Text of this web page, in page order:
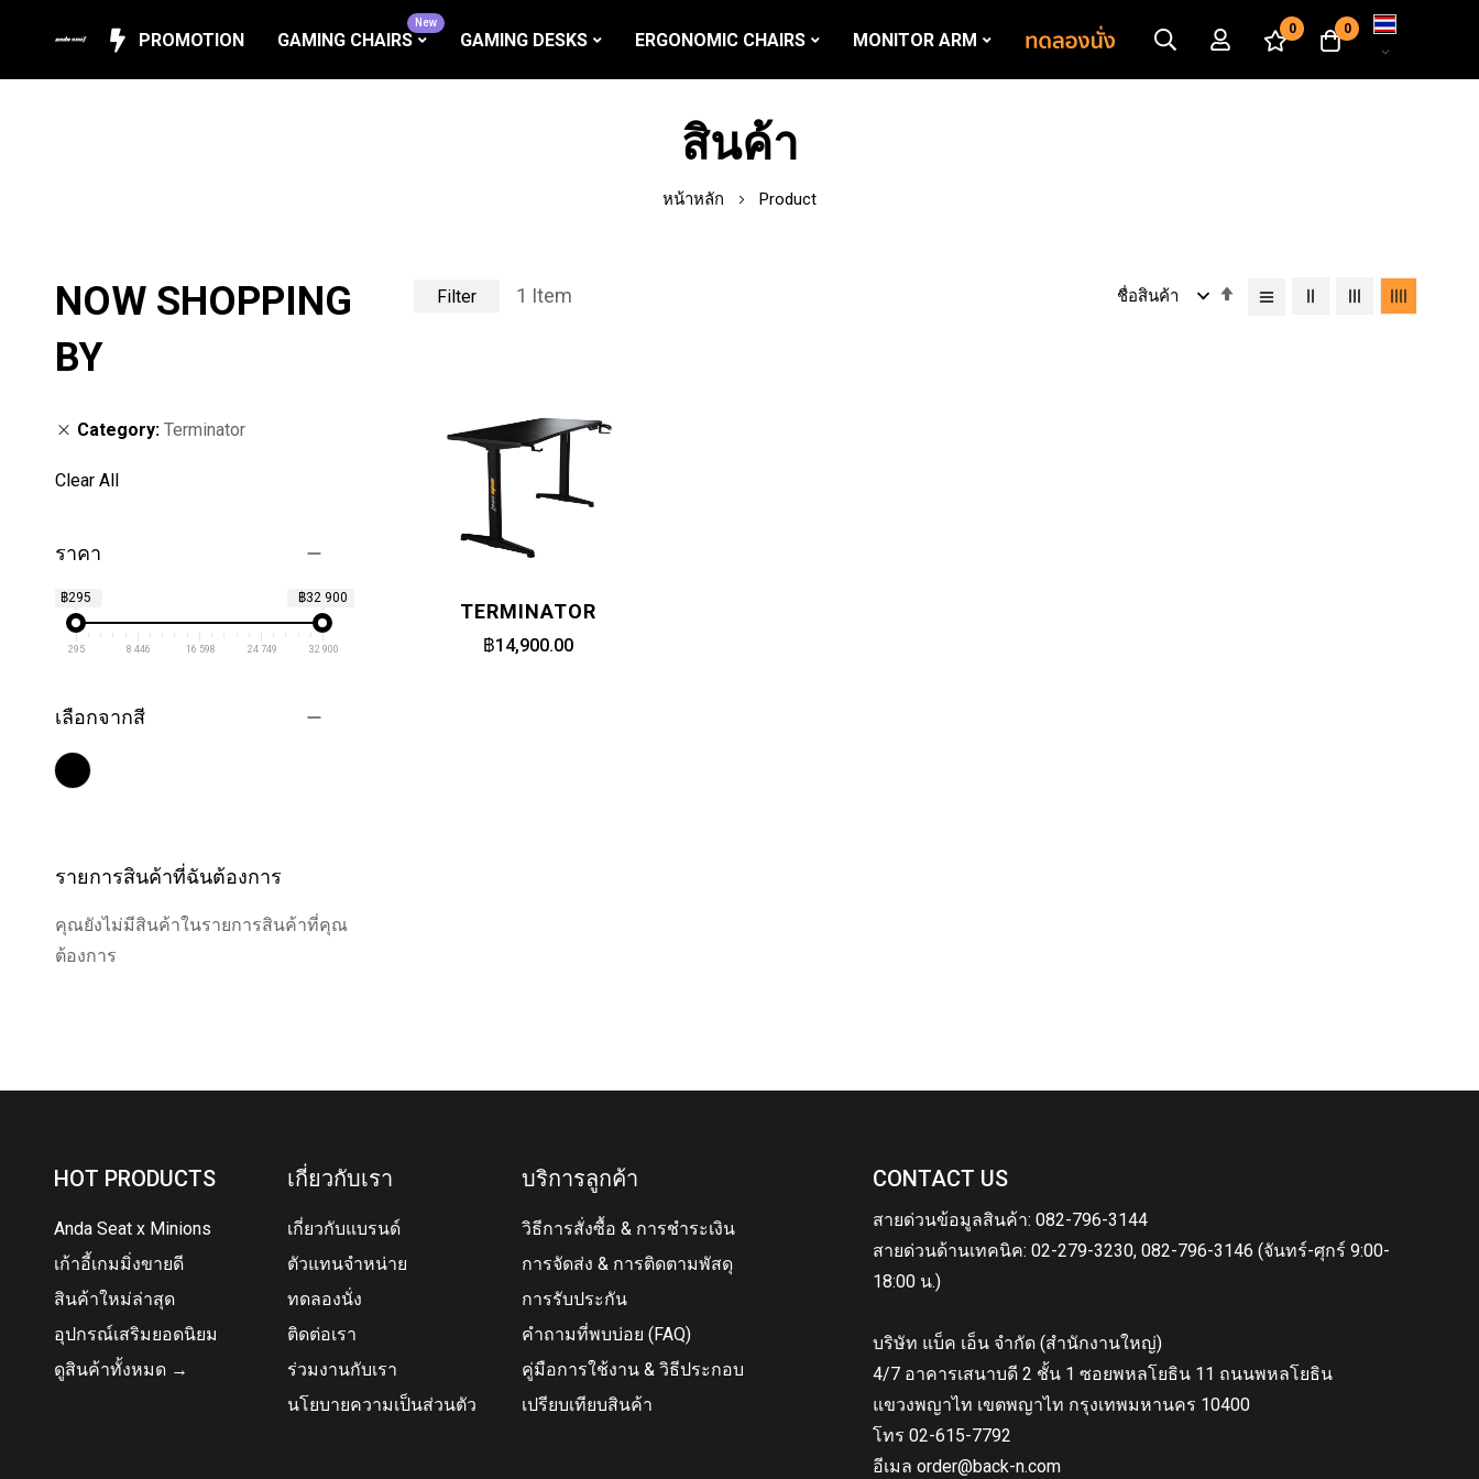
PROMOTION GAMING CHAIRS
New
GAMING DESKS ERGONOMIC CHAIRS MONITOR ARM
0 0
เปลี่ยน
ภาษา
สินค้า
หน้าหลัก Product
Filter 1 Item
เรียง
TERMINATOR
฿14,900.00
NOW SHOPPING
BY
Category Terminator
Clear All
ราคา
฿295 ฿32 900
295 8 446 16 598 24 749 32 900
เลือกจากสี
รายการสินค้าที่ฉันต้องการ
คุณยังไม่มีสินค้าในรายการสินค้าที่คุณ
ต้องการ
HOT PRODUCTS
Anda Seat x Minions
เก้าอี้เกมมิ่งขายดี
สินค้าใหม่ล่าสุด
อุปกรณ์เสริมยอดนิยม
ดูสินค้าทั้งหมด →
เกี่ยวกับเรา
เกี่ยวกับแบรนด์
ตัวแทนจำหน่าย
ทดลองนั่ง
ติดต่อเรา
ร่วมงานกับเรา
นโยบายความเป็นส่วนตัว
บริการลูกค้า
วิธีการสั่งซื้อ & การชำระเงิน
การจัดส่ง & การติดตามพัสดุ
การรับประกัน
คำถามที่พบบ่อย (FAQ)
คู่มือการใช้งาน & วิธีประกอบ
เปรียบเทียบสินค้า
CONTACT US
สายด่วนข้อมูลสินค้า: 082-796-3144
สายด่วนด้านเทคนิค: 02-279-3230, 082-796-3146 (จันทร์-ศุกร์ 9:00-
18:00 น.)
บริษัท แบ็ค เอ็น จำกัด (สำนักงานใหญ่)
4/7 อาคารเสนาบดี 2 ชั้น 1 ซอยพหลโยธิน 11 ถนนพหลโยธิน
แขวงพญาไท เขตพญาไท กรุงเทพมหานคร 10400
โทร 02-615-7792
อีเมล order@back-n.com